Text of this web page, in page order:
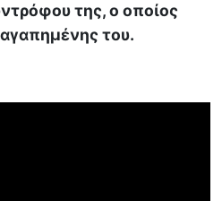
της, ο οποίος
του.